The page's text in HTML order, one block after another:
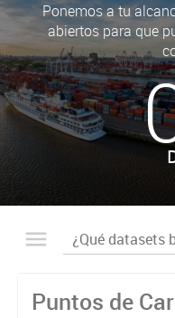
Ponemos a tu
abiertos para que
Puntos de